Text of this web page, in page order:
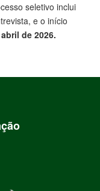
seletivo inclui
e o início
de 2026.